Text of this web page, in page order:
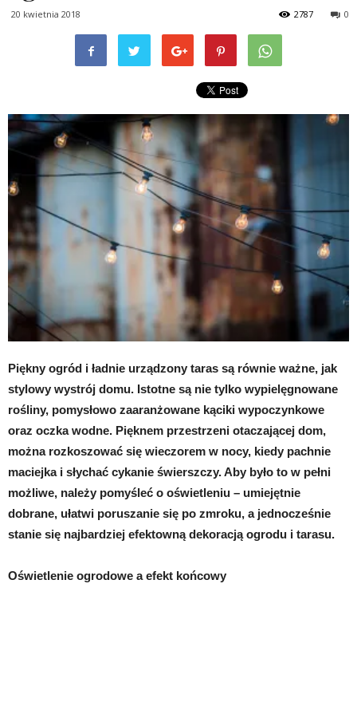
20 kwietnia 2018 0
2787
Piękny ogród i ładnie urządzony taras są równie ważne, jak
stylowy wystrój domu. Istotne są nie tylko wypielęgnowane
rośliny, pomysłowo zaaranżowane kąciki wypoczynkowe
oraz oczka wodne. Pięknem przestrzeni otaczającej dom,
można rozkoszować się wieczorem w nocy, kiedy pachnie
maciejka i słychać cykanie świerszczy. Aby było to w pełni
możliwe, należy pomyśleć o oświetleniu – umiejętnie
dobrane, ułatwi poruszanie się po zmroku, a jednocześnie
stanie się najbardziej efektowną dekoracją ogrodu i tarasu.
Oświetlenie ogrodowe a efekt końcowy